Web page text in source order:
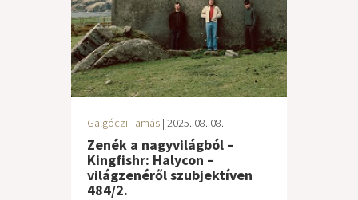
Galgóczi Tamás | 2025. 08. 08.
Zenék a nagyvilágból –
Kingfishr: Halycon –
világzenéről szubjektíven
484/2.